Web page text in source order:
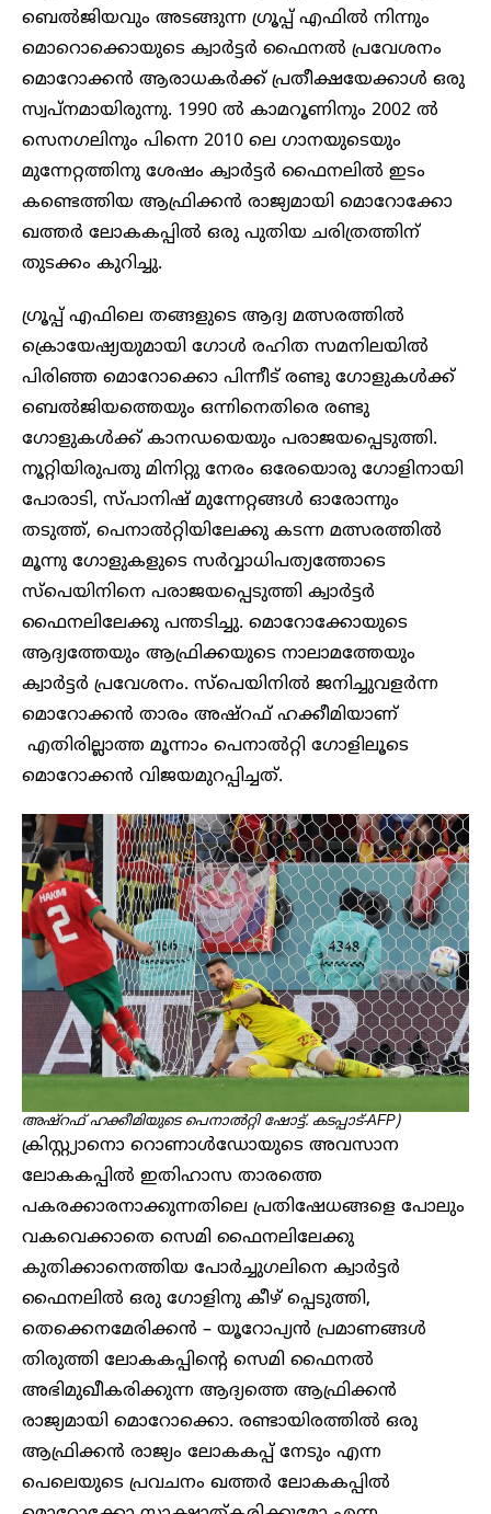
ബെൽജിയവും അടങ്ങുന്ന ഗ്രൂപ്പ് എഫിൽ നിന്നും
മൊറൊക്കൊയുടെ ക്വാർട്ടർ ഫൈനൽ പ്രവേശനം
മൊറോക്കൻ ആരാധകർക്ക് പ്രതീക്ഷയേക്കാൾ ഒരു
സ്വപ്നമായിരുന്നു. 1990 ൽ കാമറൂണിനും 2002 ൽ
സെനഗലിനും പിന്നെ 2010 ലെ ഗാനയുടെയും
മുന്നേറ്റത്തിനു ശേഷം ക്വാർട്ടർ ഫൈനലിൽ ഇടം
കണ്ടെത്തിയ ആഫ്രിക്കൻ രാജ്യമായി മൊറോക്കോ
ഖത്തർ ലോകകപ്പിൽ ഒരു പുതിയ ചരിത്രത്തിന്
തുടക്കം കുറിച്ചു.
ഗ്രൂപ്പ് എഫിലെ തങ്ങളുടെ ആദ്യ മത്സരത്തിൽ
ക്രൊയേഷ്യയുമായി ഗോൾ രഹിത സമനിലയിൽ
പിരിഞ്ഞ മൊറോക്കൊ പിന്നീട് രണ്ടു ഗോളുകൾക്ക്
ബെൽജിയത്തെയും ഒന്നിനെതിരെ രണ്ടു
ഗോളുകൾക്ക് കാനഡയെയും പരാജയപ്പെടുത്തി.
നൂറ്റിയിരുപതു മിനിറ്റു നേരം ഒരേയൊരു ഗോളിനായി
പോരാടി, സ്പാനിഷ് മുന്നേറ്റങ്ങൾ ഓരോന്നും
തടുത്ത്, പെനാൽറ്റിയിലേക്കു കടന്ന മത്സരത്തിൽ
മൂന്നു ഗോളുകളുടെ സർവ്വാധിപത്യത്തോടെ
സ്പെയിനിനെ പരാജയപ്പെടുത്തി ക്വാർട്ടർ
ഫൈനലിലേക്കു പന്തടിച്ചു. മൊറോക്കോയുടെ
ആദ്യത്തേയും ആഫ്രിക്കയുടെ നാലാമത്തേയും
ക്വാർട്ടർ പ്രവേശനം. സ്പെയിനിൽ ജനിച്ചുവളർന്ന
മൊറോക്കൻ താരം അഷ്റഫ് ഹക്കീമിയാണ്
എതിരില്ലാത്ത മൂന്നാം പെനാൽറ്റി ഗോളിലൂടെ
മൊറോക്കൻ വിജയമുറപ്പിച്ചത്.
അഷ്റഫ് ഹക്കീമിയുടെ പെനാൽറ്റി ഷോട്ട്. കടപ്പാട്-AFP)
ക്രിസ്റ്റ്യാനൊ റൊണാൾഡോയുടെ അവസാന
ലോകകപ്പിൽ ഇതിഹാസ താരത്തെ
പകരക്കാരനാക്കുന്നതിലെ പ്രതിഷേധങ്ങളെ പോലും
വകവെക്കാതെ സെമി ഫൈനലിലേക്കു
കുതിക്കാനെത്തിയ പോർച്ചുഗലിനെ ക്വാർട്ടർ
ഫൈനലിൽ ഒരു ഗോളിനു കീഴ് പ്പെടുത്തി,
തെക്കെനമേരിക്കൻ – യൂറോപ്യൻ പ്രമാണങ്ങൾ
തിരുത്തി ലോകകപ്പിന്റെ സെമി ഫൈനൽ
അഭിമുഖീകരിക്കുന്ന ആദ്യത്തെ ആഫ്രിക്കൻ
രാജ്യമായി മൊറോക്കൊ. രണ്ടായിരത്തിൽ ഒരു
ആഫ്രിക്കൻ രാജ്യം ലോകകപ്പ് നേടും എന്ന
പെലെയുടെ പ്രവചനം ഖത്തർ ലോകകപ്പിൽ